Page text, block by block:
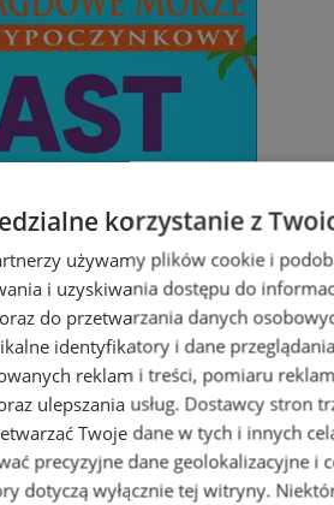
nad Bałtykiem w
Morze
korzystanie z
używamy plików cookie i
i uzyskiwania dostępu do
do przetwarzania danych
identyfikatory i dane
reklam i treści, pomiaru
ulepszania usług. Dostawcy stron
Twoje dane w tych i innych
precyzyjne dane geolokalizacyjne i
dotyczą wyłącznie tej witryny.